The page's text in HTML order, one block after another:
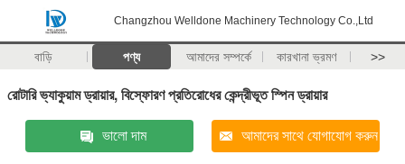
Changzhou Welldone Machinery Technology Co.,Ltd
বাড়ি পণ্য আমাদের সম্পর্কে কারখানা ভ্রমণ >>
রোটারি ভ্যাকুয়াম ড্রায়ার, বিস্ফোরণ প্রতিরোধের কেন্দ্রীভূত স্পিন ড্রায়ার
ভালো দাম আমাদের সাথে যোগাযোগ করুন